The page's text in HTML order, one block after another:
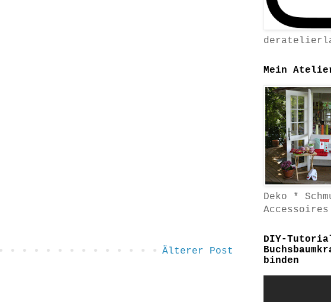
Älterer Post
Mein
Deko *
Accessoires
DIY-
binden